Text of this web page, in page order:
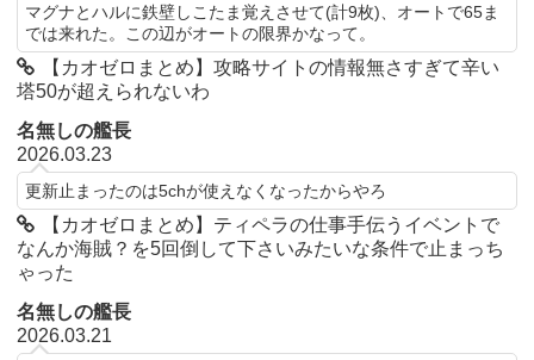
マグナとハルに鉄壁しこたま覚えさせて(計9枚)、オートで65ま
では来れた。この辺がオートの限界かなって。
【カオゼロまとめ】攻略サイトの情報無さすぎて辛い
塔50が超えられないわ
名無しの艦長
2026.03.23
更新止まったのは5chが使えなくなったからやろ
【カオゼロまとめ】ティペラの仕事手伝うイベントで
なんか海賊？を5回倒して下さいみたいな条件で止まっち
ゃった
名無しの艦長
2026.03.21